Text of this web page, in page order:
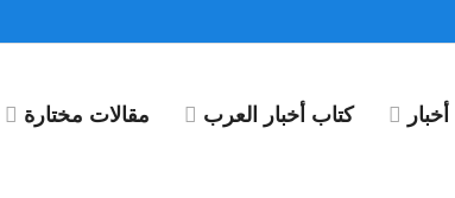
أخبار كتاب أخبار العرب مقالات مختارة